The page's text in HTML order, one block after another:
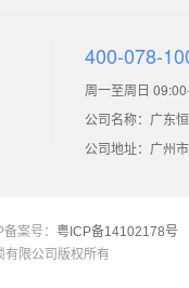
400-078-
周一至周日
公司名称：广东
公司地址：广州
案号： 粤ICP备14102178号
限公司版权所有